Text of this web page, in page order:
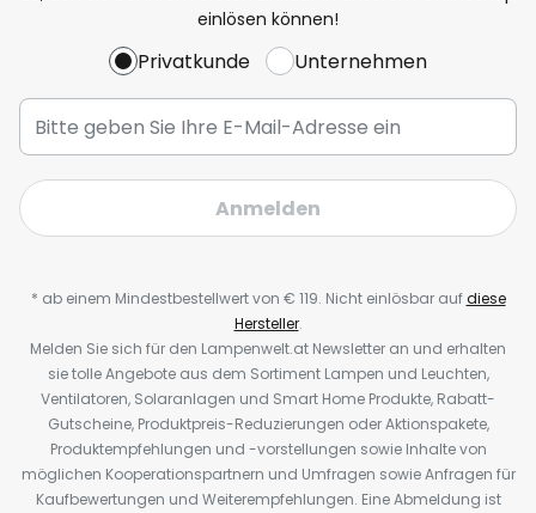
einlösen können!
Privatkunde Unternehmen
Anmelden
* ab einem Mindestbestellwert von € 119. Nicht einlösbar aufdiese
Hersteller.
Melden Sie sich für den Lampenwelt.at Newsletter an und erhalten
sie tolle Angebote aus dem Sortiment Lampen und Leuchten,
Ventilatoren, Solaranlagen und Smart Home Produkte, Rabatt-
Gutscheine, Produktpreis-Reduzierungen oder Aktionspakete,
Produktempfehlungen und -vorstellungen sowie Inhalte von
möglichen Kooperationspartnern und Umfragen sowie Anfragen für
Kaufbewertungen und Weiterempfehlungen. Eine Abmeldung ist